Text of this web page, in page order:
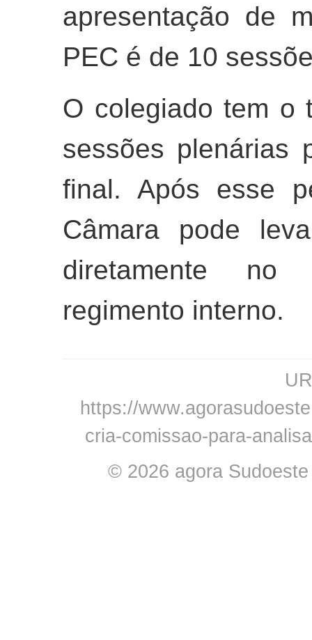
apresentação de
PEC é de 10
O colegiado tem o
sessões plenárias
final. Após esse
Câmara pode
diretamente no
regimento interno.
https://
cria-comissao-para-
© 2026 agora